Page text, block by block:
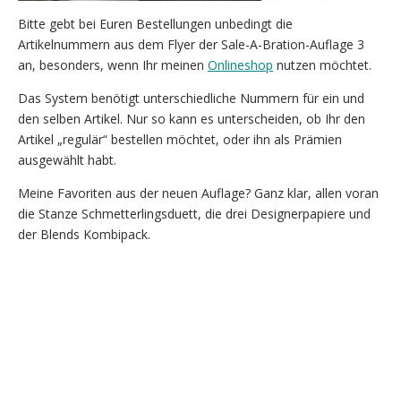
Bitte gebt bei Euren Bestellungen unbedingt die
Artikelnummern aus dem Flyer der Sale-A-Bration-Auflage 3
an, besonders, wenn Ihr meinen Onlineshop nutzen möchtet.
Das System benötigt unterschiedliche Nummern für ein und
den selben Artikel. Nur so kann es unterscheiden, ob Ihr den
Artikel „regulär“ bestellen möchtet, oder ihn als Prämien
ausgewählt habt.
Meine Favoriten aus der neuen Auflage? Ganz klar, allen voran
die Stanze Schmetterlingsduett, die drei Designerpapiere und
der Blends Kombipack.